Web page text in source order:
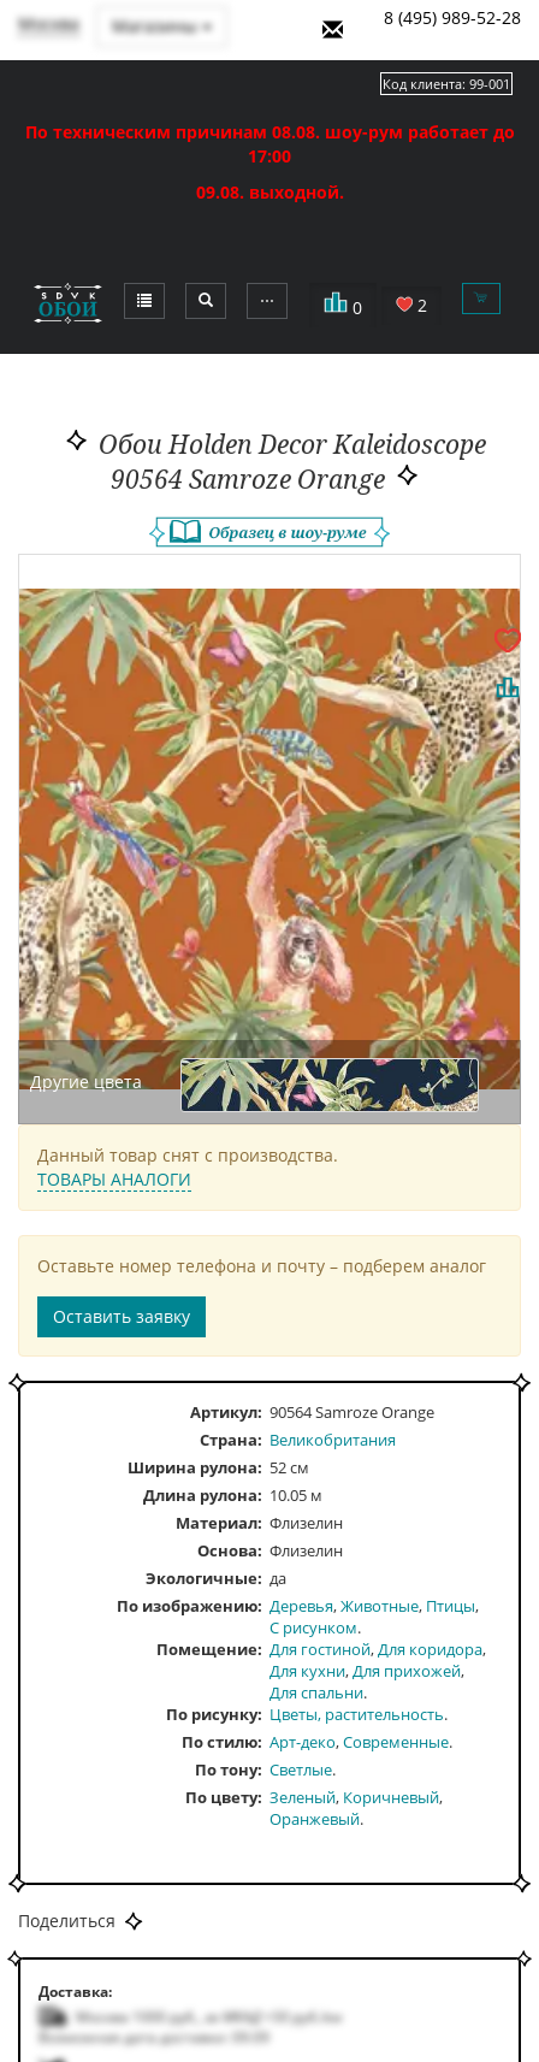
Москва Магазины 8 (495) 989-52-28
По техническим причинам 08.08. шоу-рум работает до
17:00
09.08. выходной.
⋯ 0 2
Код клиента: 99-001
Обои Holden Decor Kaleidoscope
90564 Samroze Orange
Другие цвета
Данный товар снят с производства.
ТОВАРЫ АНАЛОГИ
Оставьте номер телефона и почту – подберем аналог
Оставить заявку
Артикул: 90564 Samroze Orange
Страна: Великобритания
Ширина рулона: 52 см
Длина рулона: 10.05 м
Материал: Флизелин
Основа: Флизелин
Экологичные: да
По изображению Деревья Животные Птицы
С рисунком
Помещение Для гостиной Для коридора
Для кухни Для прихожей
Для спальни
По рисунку
Цветы, растительность
По стилю Арт-деко Современные
По тону Светлые
По цвету Зеленый Коричневый
Оранжевый
Поделиться
Доставка:
Москва 1000руб. за МКАД +50руб./км
Возможная дата доставки: 09.09